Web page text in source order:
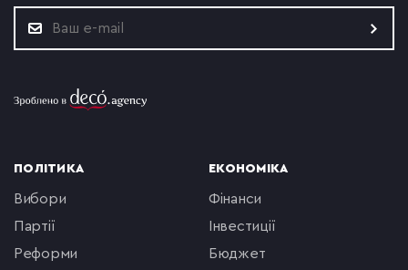
ПОЛІТИКА
вибори
партії
реформи
ЕКОНОМІКА
фінанси
інвестиції
бюджет